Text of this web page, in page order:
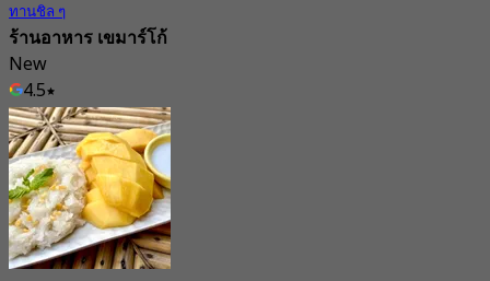
ทานชิล ๆ
ร้านอาหาร เขมาร์โก้
New
4.5
จาก฿ 495